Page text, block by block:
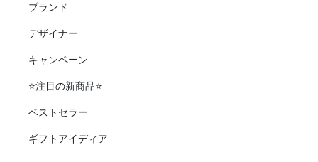
ブランド
デザイナー
キャンペーン
⭐️注目の新商品⭐️
ベストセラー
ギフトアイディア